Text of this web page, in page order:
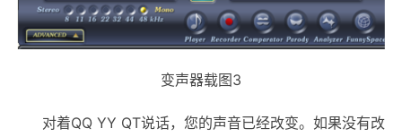
变声器载图3
对着QQ YY QT说话，您的声音已经改变。如果没有改